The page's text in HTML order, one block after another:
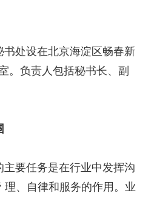
处设在北京海淀区畅春新
。负责人包括秘书长、副
要任务是在行业中发挥沟
理、自律和服务的作用。业